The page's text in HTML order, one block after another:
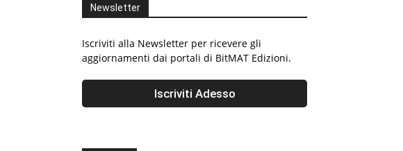
Newsletter
Iscriviti alla Newsletter per ricevere gli
aggiornamenti dai portali di BitMAT Edizioni.